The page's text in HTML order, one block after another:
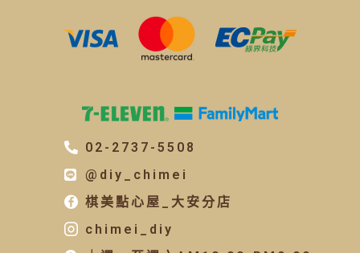
02-2737-5508
@diy_chimei
棋美點心屋_大安分店
chimei_diy